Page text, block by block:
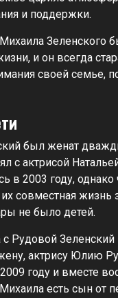
и поддержки.
Зеленского
и он всегда
своей семье,
был женат
с актрисой
в 2003 году, однако
совместная жизнь
не было детей.
Рудовой Зеленский
актрису Юлию
году и вместе
есть сын от